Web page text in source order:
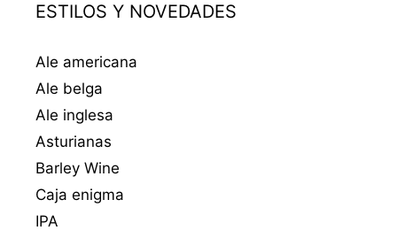
ESTILOS Y NOVEDADES
Ale americana
Ale belga
Ale inglesa
Asturianas
Barley Wine
Caja enigma
IPA